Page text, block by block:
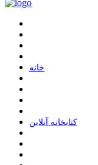
ﺧﺎﻧﻪ
ﮐﺘﺎﺑﺨﺎﻧﻪ ﺁﻧﻼﯾﻦ